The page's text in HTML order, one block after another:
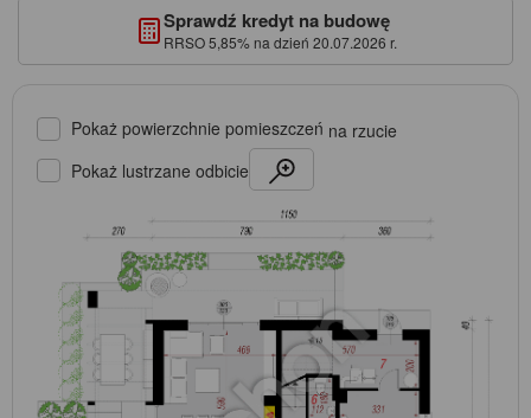
Sprawdź kredyt na budowę
RRSO 5,85% na dzień 20.07.2026 r.
Pokaż powierzchnie pomieszczeń na rzucie
Pokaż lustrzane odbicie